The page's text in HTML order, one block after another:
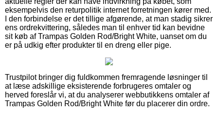
eksempelvis den returpolitik internet forretningen kører med.
I den forbindelse er det tillige afgørende, at man stadig sikrer
ens ordrekvittering, således man til enhver tid kan bevidne
sit køb af Trampas Golden Rod/Bright White, uanset om du
er på udkig efter produkter til en dreng eller pige.
Trustpilot bringer dig fuldkommen fremragende løsninger til
at læse adskillige eksisterende forbrugeres omtaler og
herved foreslår vi, at du analyserer webbutikkens omtaler af
Trampas Golden Rod/Bright White før du placerer din ordre.